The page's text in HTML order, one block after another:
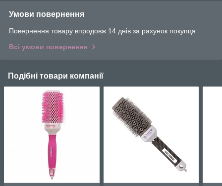
Умови повернення
Повернення товару впродовж 14 днів за рахунок покупця
Всі умови повернення
Подібні товари компанії